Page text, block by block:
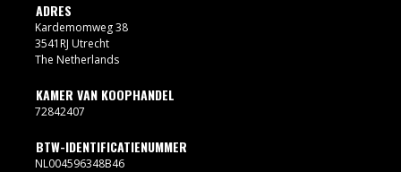
ADRES
Kardemomweg 38
3541RJ Utrecht
The Netherlands
KAMER VAN KOOPHANDEL
72842407
BTW-IDENTIFICATIENUMMER
NL004596348B46